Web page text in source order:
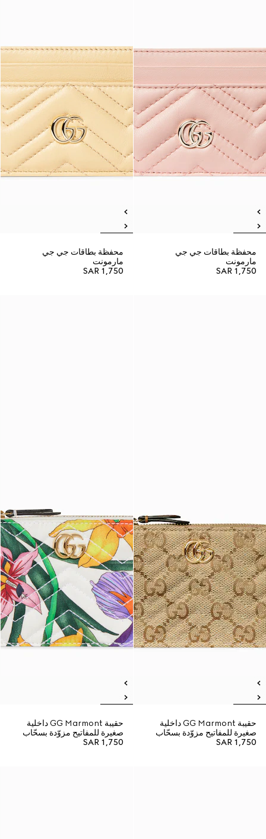
محفظة بطاقات جي جي
مارمونت
SAR 1,750
محفظة بطاقات جي جي
مارمونت
SAR 1,750
حقيبة GG Marmont داخلية
صغيرة للمفاتيح مزوّدة بسحّاب
SAR 1,750
حقيبة GG Marmont داخلية
صغيرة للمفاتيح مزوّدة بسحّاب
SAR 1,750